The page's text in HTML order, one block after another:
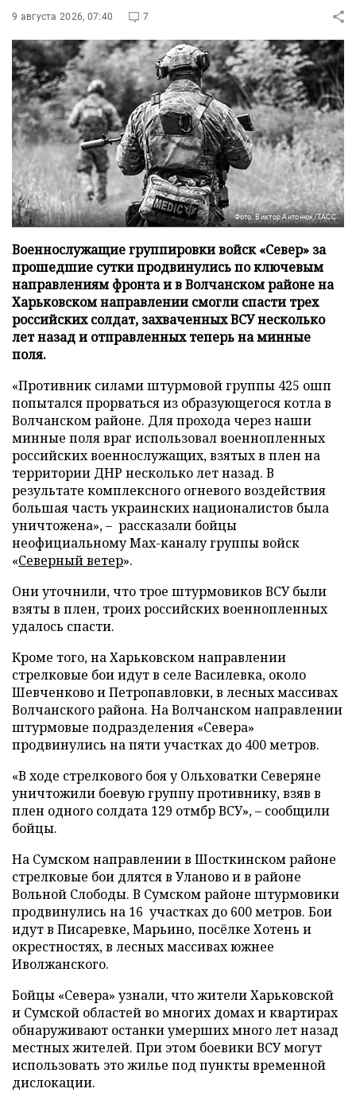
9 августа 2026, 07:40 7
Фото: Виктор Антонюк/ТАСС
Военнослужащие группировки войск «Север» за
прошедшие сутки продвинулись по ключевым
направлениям фронта и в Волчанском районе на
Харьковском направлении смогли спасти трех
российских солдат, захваченных ВСУ несколько
лет назад и отправленных теперь на минные
поля.
«Противник силами штурмовой группы 425 ошп
попытался прорваться из образующегося котла в
Волчанском районе. Для прохода через наши
минные поля враг использовал военнопленных
российских военнослужащих, взятых в плен на
территории ДНР несколько лет назад. В
результате комплексного огневого воздействия
большая часть украинских националистов была
уничтожена», – рассказали бойцы
неофициальному Max-каналу группы войск
«Северный ветер».
Они уточнили, что трое штурмовиков ВСУ были
взяты в плен, троих российских военнопленных
удалось спасти.
Кроме того, на Харьковском направлении
стрелковые бои идут в селе Василевка, около
Шевченково и Петропавловки, в лесных массивах
Волчанского района. На Волчанском направлении
штурмовые подразделения «Севера»
продвинулись на пяти участках до 400 метров.
«В ходе стрелкового боя у Ольховатки Северяне
уничтожили боевую группу противнику, взяв в
плен одного солдата 129 отмбр ВСУ», – сообщили
бойцы.
На Сумском направлении в Шосткинском районе
стрелковые бои длятся в Уланово и в районе
Вольной Слободы. В Сумском районе штурмовики
продвинулись на 16 участках до 600 метров. Бои
идут в Писаревке, Марьино, посёлке Хотень и
окрестностях, в лесных массивах южнее
Иволжанского.
Бойцы «Севера» узнали, что жители Харьковской
и Сумской областей во многих домах и квартирах
обнаруживают останки умерших много лет назад
местных жителей. При этом боевики ВСУ могут
использовать это жилье под пункты временной
дислокации.